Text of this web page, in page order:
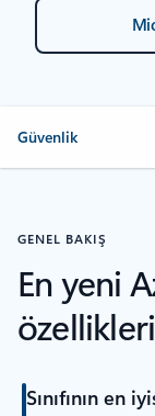
Güvenlik
GENEL BAKIŞ
En yeni
Sınıfının en